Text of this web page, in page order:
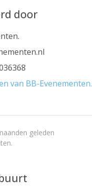
door
van BB-Evenementen.
geleden